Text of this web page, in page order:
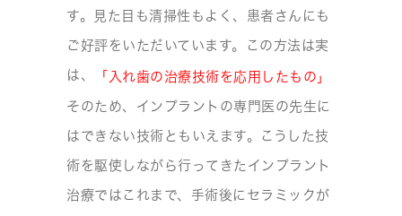
す。見た目も清掃性もよく、患者さんにも
ご好評をいただいています。この方法は実
は、 「入れ歯の治療技術を応用したもの」
そのため、インプラントの専門医の先生に
はできない技術ともいえます。こうした技
術を駆使しながら行ってきたインプラント
治療ではこれまで、手術後にセラミックが